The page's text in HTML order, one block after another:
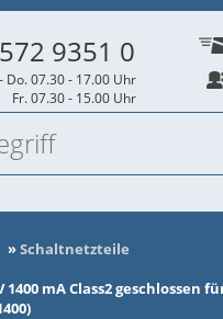
»Schaltnetzteile
mA Class2 geschlossen
9351 0
Do. 07.30 - 17.00 Uhr
Fr. 07.30 - 15.00 Uhr